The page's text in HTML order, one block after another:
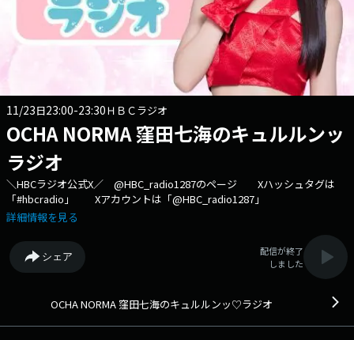
11/23日23:00-23:30ＨＢＣラジオ
OCHA NORMA 窪田七海のキュルルンッ
ラジオ
＼HBCラジオ公式X／ @HBC_radio1287のページ Xハッシュタグは
「#hbcradio」 Xアカウントは「@HBC_radio1287」
詳細情報を見る
シェア
配信が終了
しました
OCHA NORMA 窪田七海のキュルルンッ♡ラジオ